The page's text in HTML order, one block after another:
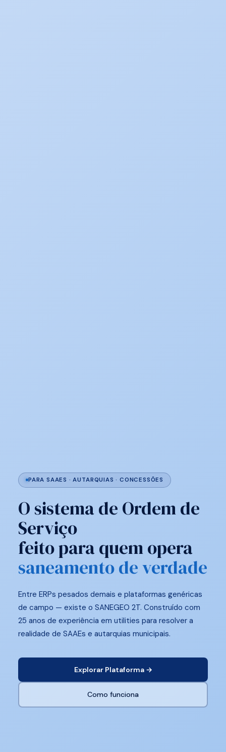
PARA SAAES · AUTARQUIAS · CONCESSÕES
O sistema de Ordem de
Serviço
feito para quem opera
saneamento de verdade
Entre ERPs pesados demais e plataformas genéricas
de campo — existe o SANEGEO 2T. Construído com
25 anos de experiência em utilities para resolver a
realidade de SAAEs e autarquias municipais.
Explorar Plataforma →
Como funciona